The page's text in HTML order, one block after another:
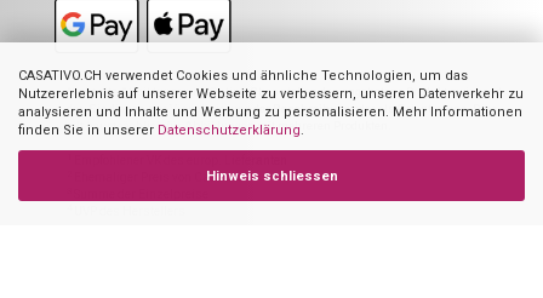
CASATIVO.CH verwendet Cookies und ähnliche Technologien, um das
Nutzererlebnis auf unserer Webseite zu verbessern, unseren Datenverkehr zu
analysieren und Inhalte und Werbung zu personalisieren. Mehr Informationen
finden Sie in unserer Datenschutzerklärung.
Hinweis schliessen
Nicht alle Abbildungen im Online-Shop stellen das angebotene Produkt zwingend
dar. Sie dienen zur Visualisierung der Beschreibung oder als Orientierung. Dies
gilt hauptsächlich für Abbildungen mit mehreren Produkten.
Ehemaliger Preis von Casativo